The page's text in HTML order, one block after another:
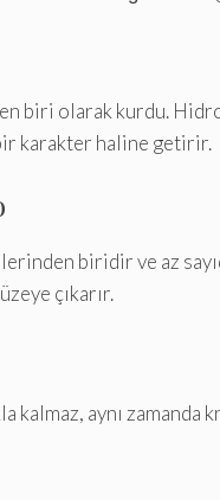
biri olarak kurdu.
karakter haline getirir.
biridir ve az
çıkarır.
kalmaz, aynı